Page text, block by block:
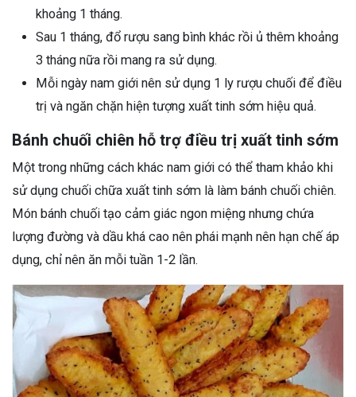
khoảng 1 tháng.
Sau 1 tháng, đổ rượu sang bình khác rồi ủ thêm khoảng
3 tháng nữa rồi mang ra sử dụng.
Mỗi ngày nam giới nên sử dụng 1 ly rượu chuối để điều
trị và ngăn chặn hiện tượng xuất tinh sớm hiệu quả.
Bánh chuối chiên hỗ trợ điều trị xuất tinh sớm
Một trong những cách khác nam giới có thể tham khảo khi
sử dụng chuối chữa xuất tinh sớm là làm bánh chuối chiên.
Món bánh chuối tạo cảm giác ngon miệng nhưng chứa
lượng đường và dầu khá cao nên phái mạnh nên hạn chế áp
dụng, chỉ nên ăn mỗi tuần 1-2 lần.